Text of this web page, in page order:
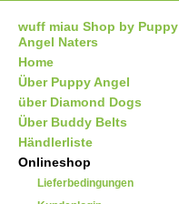
wuff miau Shop by Puppy
Angel Naters
Home
Über Puppy Angel
über Diamond Dogs
Über Buddy Belts
Händlerliste
Onlineshop
Lieferbedingungen